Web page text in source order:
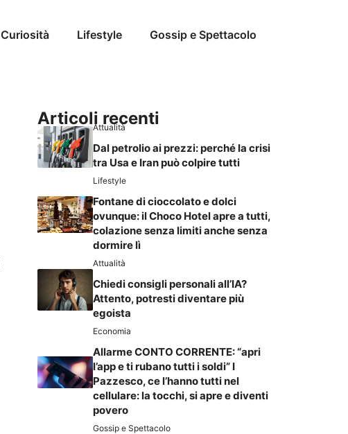
Curiosità Lifestyle Gossip e Spettacolo
Articoli recenti
Attualità
Dal petrolio ai prezzi: perché la crisi
tra Usa e Iran può colpire tutti
Lifestyle
Fontane di cioccolato e dolci
ovunque: il Choco Hotel apre a tutti,
colazione senza limiti anche senza
dormire lì
Attualità
Chiedi consigli personali all’IA?
Attento, potresti diventare più
egoista
Economia
Allarme CONTO CORRENTE: “apri
l’app e ti rubano tutti i soldi” I
Pazzesco, ce l’hanno tutti nel
cellulare: la tocchi, si apre e diventi
povero
Gossip e Spettacolo